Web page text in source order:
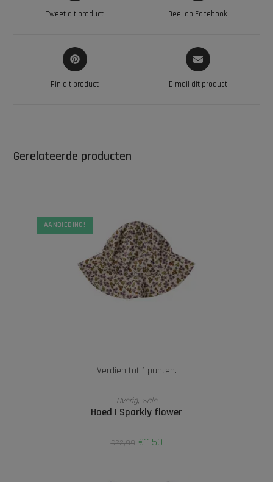
Tweet dit product Deel op Facebook
Pin dit product E-mail dit product
Gerelateerde producten
AANBIEDING!
Verdien tot 1 punten.
OPTIES SELECTEREN
Overig, Sale
Hoed | Sparkly flower
€22,99 €11,50